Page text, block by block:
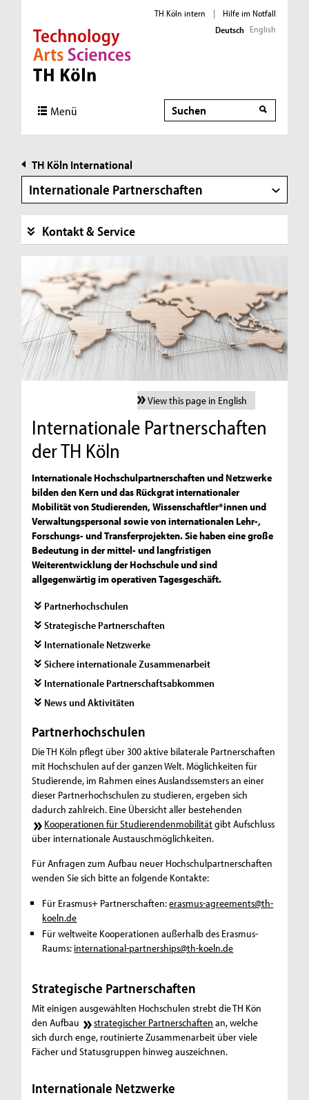
Direkt zur Hauptnavigation
Direkt zur Subnavigation
Direkt zum Inhalt
Direkt zum Fußbereich
TH Köln intern |
Hilfe im Notfall
Deutsch English
Menü Suche
TH Köln International
Internationale Partnerschaften
Kontakt & Service
View this page in English
Internationale Partnerschaften
der TH Köln
Internationale Hochschulpartnerschaften und Netzwerke
bilden den Kern und das Rückgrat internationaler
Mobilität von Studierenden, Wissenschaftler*innen und
Verwaltungspersonal sowie von internationalen Lehr-,
Forschungs- und Transferprojekten. Sie haben eine große
Bedeutung in der mittel- und langfristigen
Weiterentwicklung der Hochschule und sind
allgegenwärtig im operativen Tagesgeschäft.
Partnerhochschulen
Strategische Partnerschaften
Internationale Netzwerke
Sichere internationale Zusammenarbeit
Internationale Partnerschaftsabkommen
News und Aktivitäten
Partnerhochschulen
Die TH Köln pflegt über 300 aktive bilaterale Partnerschaften
mit Hochschulen auf der ganzen Welt. Möglichkeiten für
Studierende, im Rahmen eines Auslandssemsters an einer
dieser Partnerhochschulen zu studieren, ergeben sich
dadurch zahlreich. Eine Übersicht aller bestehenden
Kooperationen für Studierendenmobilitätgibt Aufschluss
über internationale Austauschmöglichkeiten.
Für Anfragen zum Aufbau neuer Hochschulpartnerschaften
wenden Sie sich bitte an folgende Kontakte:
Für Erasmus+ Partnerschaften:erasmus-agreements@th-
koeln.de
Für weltweite Kooperationen außerhalb des Erasmus-
Raums: international-partnerships@th-koeln.de
Strategische Partnerschaften
Mit einigen ausgewählten Hochschulen strebt die TH Kön
den Aufbau
strategischer Partnerschaften an, welche
sich durch enge, routinierte Zusammenarbeit über viele
Fächer und Statusgruppen hinweg auszeichnen.
Internationale Netzwerke